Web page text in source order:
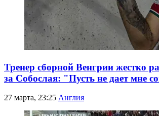
Тренер сборной Венгрии жестко
за Собослая: "Пусть не дает мне
27 марта, 23:25 Англия